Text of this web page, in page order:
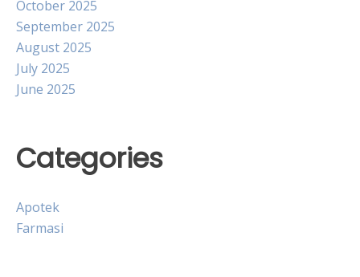
October 2025
September 2025
August 2025
July 2025
June 2025
Categories
Apotek
Farmasi